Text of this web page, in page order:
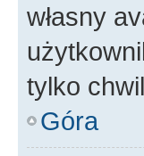
własny
tylko
Góra